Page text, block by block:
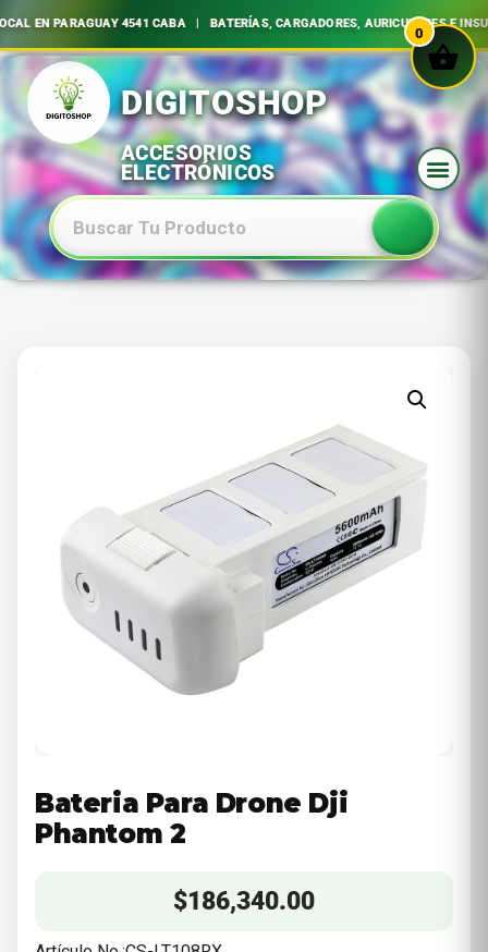
4541 CABA | BATERÍAS, CARGADORES, AURICULARES E INSUMOS
Ir
al
contenido
Bateria Para Drone Dji
Phantom 2
$186,340.00
0